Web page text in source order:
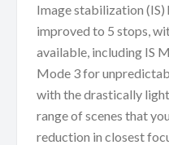
Image stabilization
improved to 5 stops,
available, including IS
Mode 3 for
with the drastically
range of scenes that
reduction in closest